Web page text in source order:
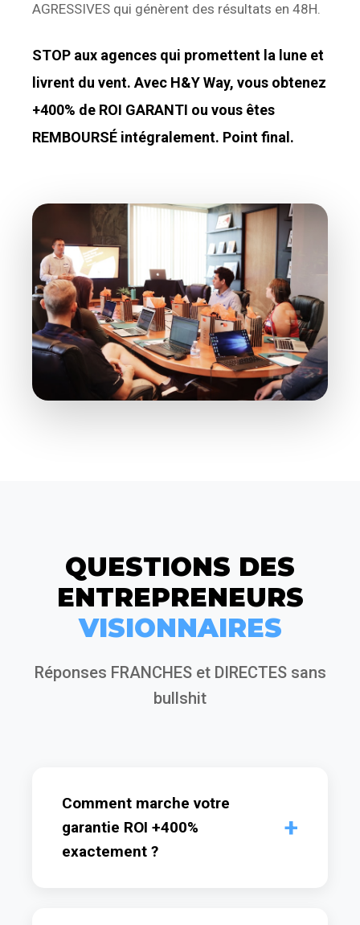
AGRESSIVES qui génèrent des résultats en 48H.
STOP aux agences qui promettent la lune et
livrent du vent. Avec H&Y Way, vous obtenez
+400% de ROI GARANTI ou vous êtes
REMBOURSÉ intégralement. Point final.
QUESTIONS DES
ENTREPRENEURS
VISIONNAIRES
Réponses FRANCHES et DIRECTES sans
bullshit
Comment marche votre
garantie ROI +400%
exactement ?